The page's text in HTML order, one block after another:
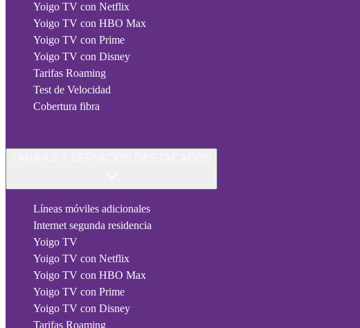
Yoigo TV con Netflix
Yoigo TV con HBO Max
Yoigo TV con Prime
Yoigo TV con Disney
Tarifas Roaming
Test de Velocidad
Cobertura fibra
Líneas móviles adicionales
Internet segunda residencia
Yoigo TV
Yoigo TV con Netflix
Yoigo TV con HBO Max
Yoigo TV con Prime
Yoigo TV con Disney
Tarifas Roaming